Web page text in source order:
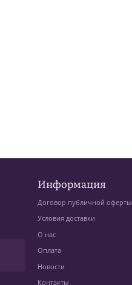
Информация
Договор публичной оферты
Условия доставки
О нас
Оплата
Новости
Контакты